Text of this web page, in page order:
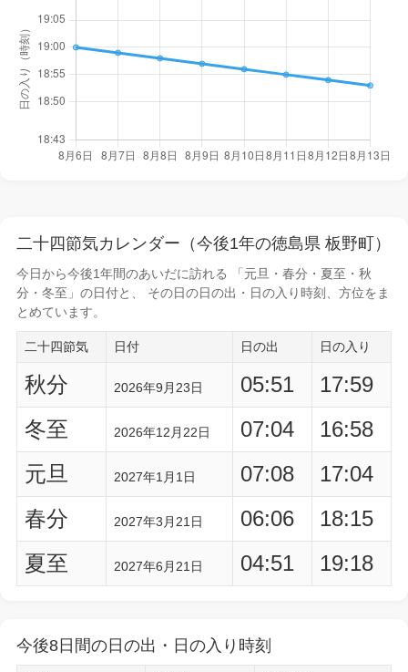
二十四節気カレンダー（今後1年の徳島県 板野町）
今日から今後1年間のあいだに訪れる 「元旦・春分・夏至・秋
分・冬至」の日付と、 その日の日の出・日の入り時刻
、方位をま
とめています。
二十四節気 日付 日の出 日の入り
秋分 2026年9月23日 05:51
17:59
冬至
2026年12月22日 07:04
16:58
元旦
2027年1月1日 07:08
17:04
春分
2027年3月21日 06:06
18:15
夏至
2027年6月21日 04:51 19:18
今後8日間の日の出・日の入り時刻